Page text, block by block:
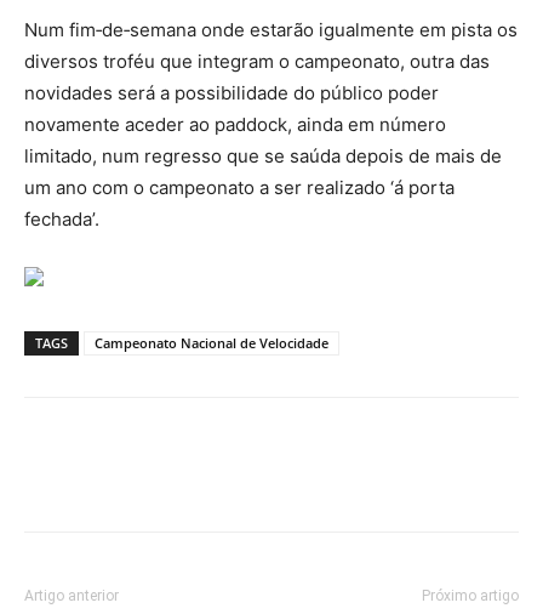
Num fim‑de‑semana onde estarão igualmente em pista os
diversos troféu que integram o campeonato, outra das
novidades será a possibilidade do público poder
novamente aceder ao paddock, ainda em número
limitado, num regresso que se saúda depois de mais de
um ano com o campeonato a ser realizado ‘á porta
fechada’.
TAGS Campeonato Nacional de Velocidade
Artigo anterior Próximo artigo